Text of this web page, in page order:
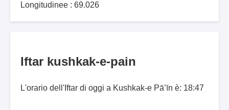
Longitudinee : 69.026
Iftar kushkak-e-pain
L'orario dell'Iftar di oggi a Kushkak-e Pā’īn è: 18:47